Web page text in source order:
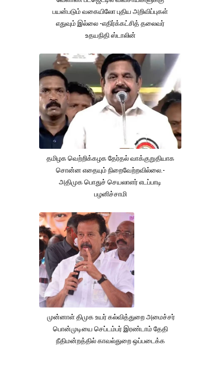
பயன்படும் வகையிலோ புதிய அறிவிப்புகள்
எதுவும் இல்லை -எதிர்க்கட்சித் தலைவர்
உதயநிதி ஸ்டாலின்
தமிழக வெற்றிக்கழக தேர்தல் வாக்குறுதியாக
சொன்ன எதையும் நிறைவேற்றவில்லை.-
அதிமுக பொதுச் செயலாளர் எடப்பாடி
பழனிச்சாமி
முன்னாள் திமுக உயர் கல்வித்துறை அமைச்சர்
பொன்முடியை செப்டம்பர் இரண்டாம் தேதி
நீதிமன்றத்தில் காவல்துறை ஒப்படைக்க